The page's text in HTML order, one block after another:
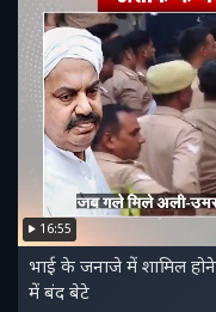
16:55
भाई के जनाजे में शामिल
में बंद बेटे